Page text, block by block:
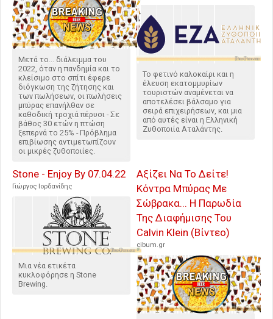
Μετά το... διάλειμμα του
2022, όταν η πανδημία και το
κλείσιμο στο σπίτι έφερε
διόγκωση της ζήτησης και
των πωλήσεων, οι πωλήσεις
μπύρας επανήλθαν σε
καθοδική τροχιά πέρυσι - Σε
βάθος 30 ετών η πτώση
ξεπερνά το 25% - Πρόβλημα
επιβίωσης αντιμετωπίζουν
οι μικρές ζυθοποιίες.
Το φετινό καλοκαίρι και η
έλευση εκατομμυρίων
τουριστών αναμένεται να
αποτελέσει βάλσαμο για
σειρά επιχειρήσεων, και μια
από αυτές είναι η Ελληνική
Ζυθοποιία Αταλάντης.
Stone - Enjoy By 07.04.22
Γιώργος Ιορδανίδης
Μια νέα ετικέτα
κυκλοφόρησε η Stone
Brewing.
Αξίζει Να Το Δείτε!
Κόντρα Μπύρας Με
Σώβρακα... Η Παρωδία
Της Διαφήμισης Του
Calvin Klein (Βίντεο)
cibum.gr